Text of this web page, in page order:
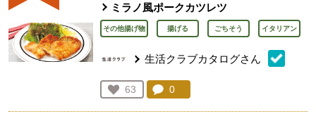
ミラノ風ポークカツレツ
その他揚げ物 揚げる ごちそう イタリアン
生活クラブカタログさん
お気に入り登録：
63
人が登録
コメント：
0